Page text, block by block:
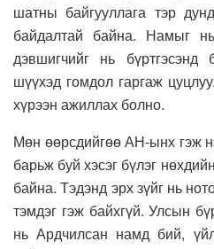
шатны байгууллага тэр
байдалтай байна. Намыг
дэвшигчийг нь бүртгэсэнд
шүүхэд гомдол гаргаж
хүрээн ажиллах болно.
Мөн өөрсдийгөө АН-ынх гэж
барьж буй хэсэг бүлэг
байна. Тэдэнд эрх зүйг нь
тэмдэг гэж байхгүй. Улсын
нь Ардчилсан намд бий,